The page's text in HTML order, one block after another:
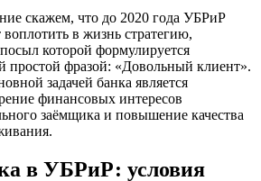
скажем, что до 2020 года УБРиР
воплотить в жизнь стратегию,
которой формулируется
простой фразой: «Довольный клиент».
задачей банка является
финансовых интересов
заёмщика и повышение качества
в УБРиР: условия